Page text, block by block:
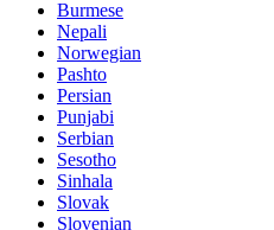
Burmese
Nepali
Norwegian
Pashto
Persian
Punjabi
Serbian
Sesotho
Sinhala
Slovak
Slovenian